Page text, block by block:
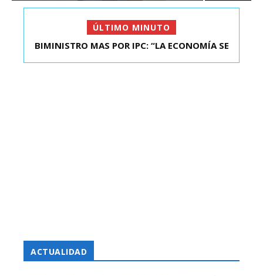
ÚLTIMO MINUTO
KAST SE REUNIÓ CON EL PRESIDENTE ELECTO DE
BIMINISTRO MAS POR IPC: “LA ECONOMÍA SE
ACTUALIDAD